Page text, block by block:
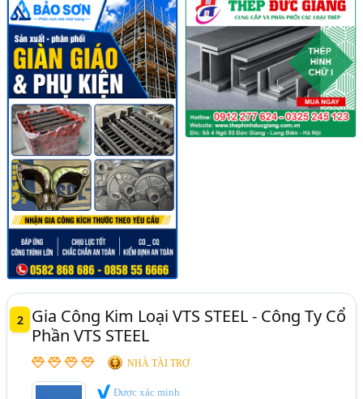
2
Gia Công Kim Loại VTS STEEL - Công Ty Cổ
Phần VTS STEEL
NHÀ TÀI TRỢ
Được xác minh